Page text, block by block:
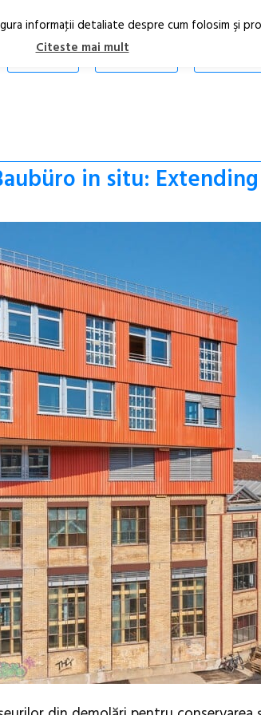
in situ:
informaţii detaliate despre cum folosim şi
Citeste mai mult